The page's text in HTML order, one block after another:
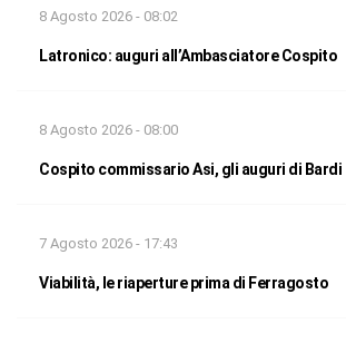
8 Agosto 2026 - 08:02
Latronico: auguri all’Ambasciatore Cospito
8 Agosto 2026 - 08:00
Cospito commissario Asi, gli auguri di Bardi
7 Agosto 2026 - 17:43
Viabilità, le riaperture prima di Ferragosto